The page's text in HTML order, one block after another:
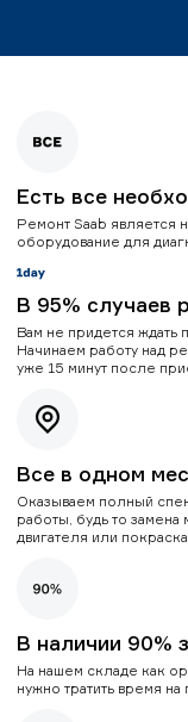
Есть все
Ремонт Saab является
оборудование для
В 95% случаев
Вам не придется ждать
Начинаем работу над
уже 15 минут после
Все в одном
Оказываем полный
работы, будь то
двигателя или
В наличии 90%
На нашем складе как
нужно тратить время